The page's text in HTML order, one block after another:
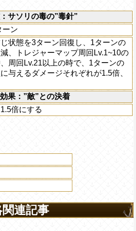
サソリの毒の”毒針”
ン
状態を3ターン回復し、1ターンの
、トレジャーマップ周回Lv.1~10の
周回Lv.21以上の時で、1ターンの
与えるダメージそれぞれが1.5倍、
果：”敵”との決着
倍にする
関連記事